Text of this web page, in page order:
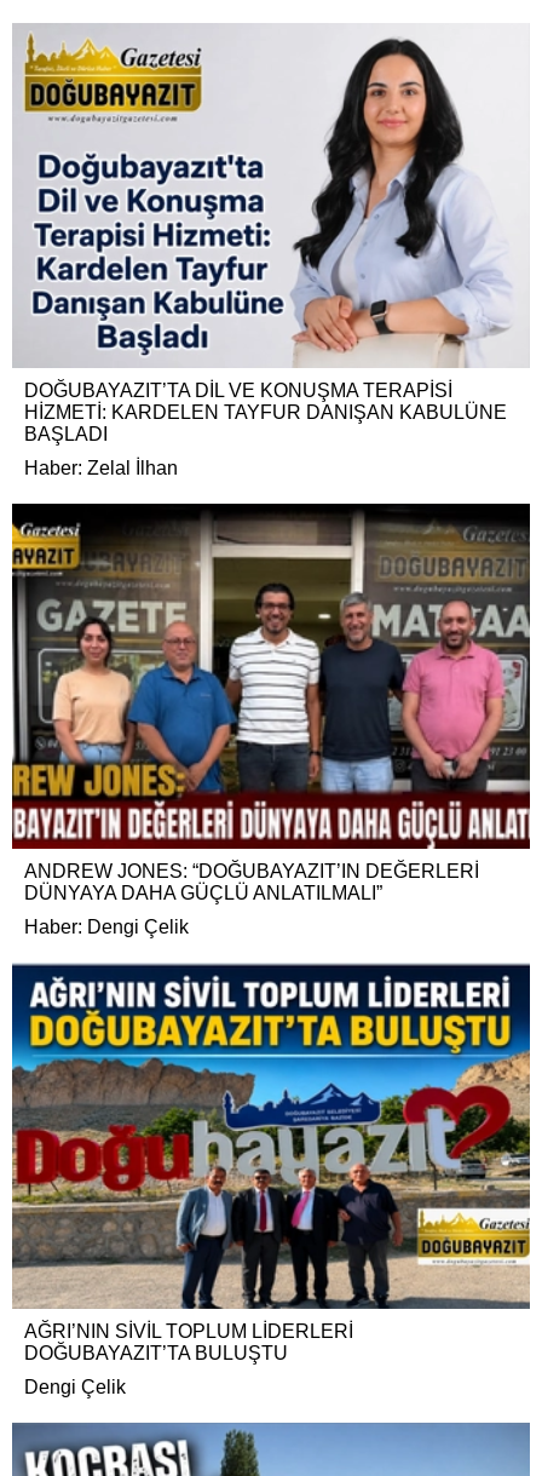
DOĞUBAYAZIT’TA DİL VE KONUŞMA TERAPİSİ
HİZMETİ: KARDELEN TAYFUR DANIŞAN KABULÜNE
BAŞLADI
Haber: Zelal İlhan
ANDREW JONES: “DOĞUBAYAZIT’IN DEĞERLERİ
DÜNYAYA DAHA GÜÇLÜ ANLATILMALI”
Haber: Dengi Çelik
AĞRI’NIN SİVİL TOPLUM LİDERLERİ
DOĞUBAYAZIT’TA BULUŞTU
Dengi Çelik